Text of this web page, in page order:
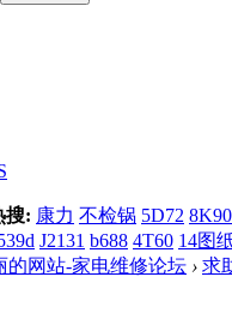
搜: 康力 不检锅 5D72 8K90
J2131 b688 4T60 14图
的网站-家电维修论坛 › 求